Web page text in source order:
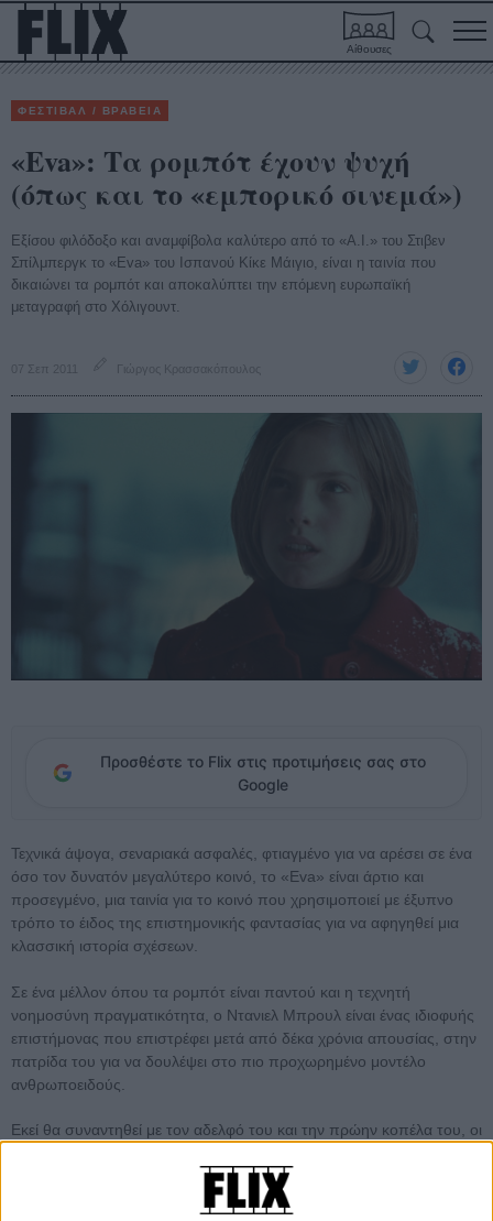
Αίθουσες
ΦΕΣΤΙΒΑΛ / ΒΡΑΒΕΙΑ
«Eva»: Τα ρομπότ έχουν ψυχή
(όπως και το «εμπορικό σινεμά»)
Εξίσου φιλόδοξο και αναμφίβολα καλύτερο από το «Α.Ι.» του Στιβεν
Σπίλμπεργκ το «Eva» του Ισπανού Κίκε Μάιγιο, είναι η ταινία που
δικαιώνει τα ρομπότ και αποκαλύπτει την επόμενη ευρωπαϊκή
μεταγραφή στο Χόλιγουντ.
07 Σεπ 2011 Γιώργος Κρασσακόπουλος
Προσθέστε το Flix στις προτιμήσεις σας στο
Google
Τεχνικά άψογα, σεναριακά ασφαλές, φτιαγμένο για να αρέσει σε ένα
όσο τον δυνατόν μεγαλύτερο κοινό, το «Eva» είναι άρτιο και
προσεγμένο, μια ταινία για το κοινό που χρησιμοποιεί με έξυπνο
τρόπο το έιδος της επιστημονικής φαντασίας για να αφηγηθεί μια
κλασσική ιστορία σχέσεων.
Σε ένα μέλλον όπου τα ρομπότ είναι παντού και η τεχνητή
νοημοσύνη πραγματικότητα, ο Ντανιελ Μπρουλ είναι ένας ιδιοφυής
επιστήμονας που επιστρέφει μετά από δέκα χρόνια απουσίας, στην
πατρίδα του για να δουλέψει στο πιο προχωρημένο μοντέλο
ανθρωποειδούς.
Εκεί θα συναντηθεί με τον αδελφό του και την πρώην κοπέλα του, οι
η ζωντάνια της οποίας, τον κάνουν να θέλει να βασίσει πάνω της,
την δομή του «εγκεφάλου» του ρομπότ που προσπαθεί να